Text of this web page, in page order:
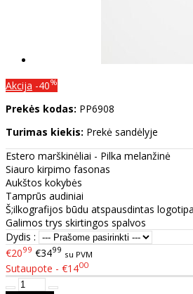
Akcija -40%
Prekės kodas: PP6908
Turimas kiekis: Prekė sandėlyje
Estero marškinėliai - Pilka melanžinė
Siauro kirpimo fasonas
Aukštos kokybės
Tamprūs audiniai
Š;ilkografijos būdu atspausdintas
Galimos trys skirtingos spalvos
Dydis :
€2099 €3499 su PVM
Sutaupote - €1400